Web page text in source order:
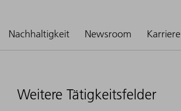
Nachhaltigkeit Newsroom Karriere
Weitere Tätigkeitsfelder